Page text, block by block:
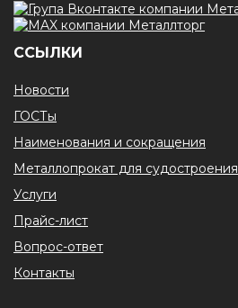
ССЫЛКИ
Новости
ГОСТы
Наименования и сокращения
Металлопрокат для судостроения
Услуги
Прайс-лист
Вопрос-ответ
Контакты